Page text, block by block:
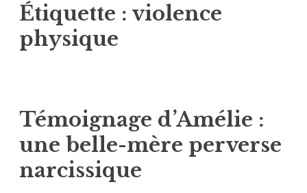
Étiquette : violence
physique
Témoignage d’Amélie :
une belle-mère perverse
narcissique